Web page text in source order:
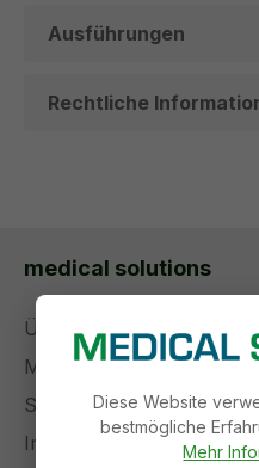
Ausführungen
Rechtliche
medical solutions
Über uns
Management
Stellenangebote
Impressum
Diese Website
bestmögliche
Mehr